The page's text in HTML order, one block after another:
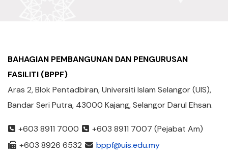
BAHAGIAN PEMBANGUNAN DAN PENGURUSAN
FASILITI (BPPF)
Aras 2, Blok Pentadbiran, Universiti Islam Selangor (UIS),
Bandar Seri Putra, 43000 Kajang, Selangor Darul Ehsan.
+603 8911 7000
+603 8911 7007 (Pejabat Am)
+603 8926 6532
bppf@uis.edu.my